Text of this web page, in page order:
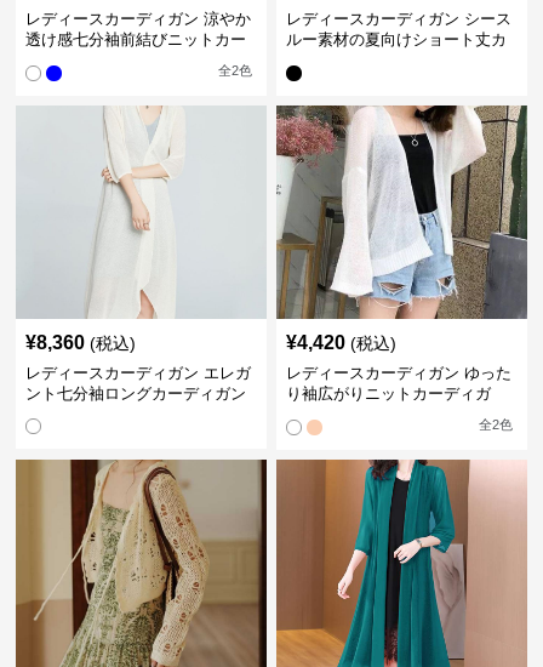
レディースカーディガン 涼やか
透け感七分袖前結びニットカー
全2色
レディースカーディガン シース
ルー素材の夏向けショート丈カ
¥8,360 (税込)
レディースカーディガン エレガ
ント七分袖ロングカーディガン
¥4,420 (税込)
レディースカーディガン ゆった
り袖広がりニットカーディガ
全2色